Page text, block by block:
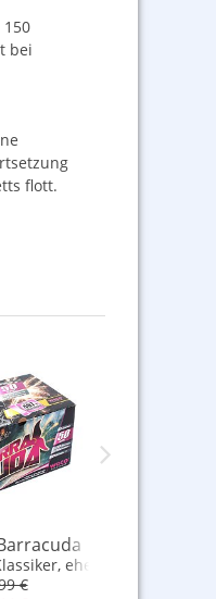
bei
flott.
Kaliberehemals Voodoo
€